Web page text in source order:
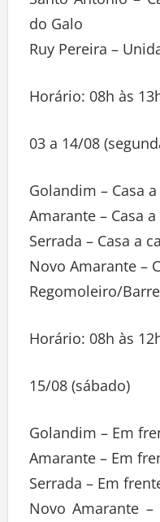
do Galo
Ruy Pereira –
Horário: 08h às
03 a 14/08
Golandim – Casa a
Amarante – Casa a
Serrada – Casa a
Novo Amarante –
Regomoleiro/
Horário: 08h às
15/08 (sábado)
Golandim – Em
Amarante – Em
Serrada – Em
Novo Amarante